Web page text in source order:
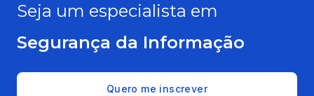
Seja um especialista em
Segurança da Informação
Quero me inscrever